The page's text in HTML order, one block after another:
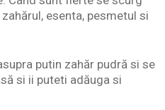
esenta, pesmetul si
putin zahăr pudră si se
si ii puteti adăuga si